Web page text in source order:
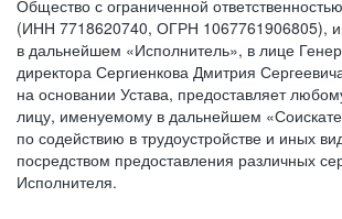
Общество с ограниченной
(ИНН 7718620740, ОГРН 1067761906805),
в дальнейшем «Исполнитель», в лице
директора Сергиенкова Дмитрия
на основании Устава, предоставляет
лицу, именуемому в дальнейшем
по содействию в трудоустройстве и иных
посредством предоставления различных
Исполнителя.